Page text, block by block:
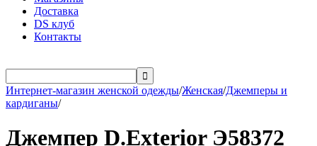
Доставка
DS клуб
Контакты

Интернет-магазин женской одежды/Женская/Джемперы и
кардиганы/
Джемпер D.Exterior Э58372